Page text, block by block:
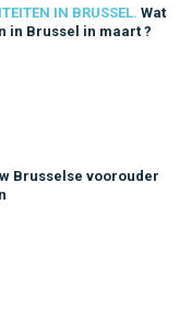
IN BRUSSEL. Wat
in Brussel in maart ?
Brusselse voorouder